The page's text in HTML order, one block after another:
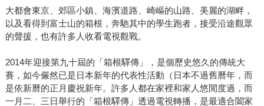
大都會東京、郊區小鎮、海濱道路、崎嶇的山路、美麗的湖畔，
以及看得到富士山的箱根，奔馳其中的學生跑者，接受沿途觀眾
的聲援，也有許多人收看電視觀戰。
2014年迎接第九十屆的「箱根驛傳」，是個歷史悠久的傳統大
賽，如今儼然已是日本新年的代表性活動（日本不過舊曆年，而
是依新曆的正月慶祝新年。許多人都在家裡和家人悠閒度過，而
一月二、三日舉行的「箱根驛傳」透過電視轉播，是最適合闔家